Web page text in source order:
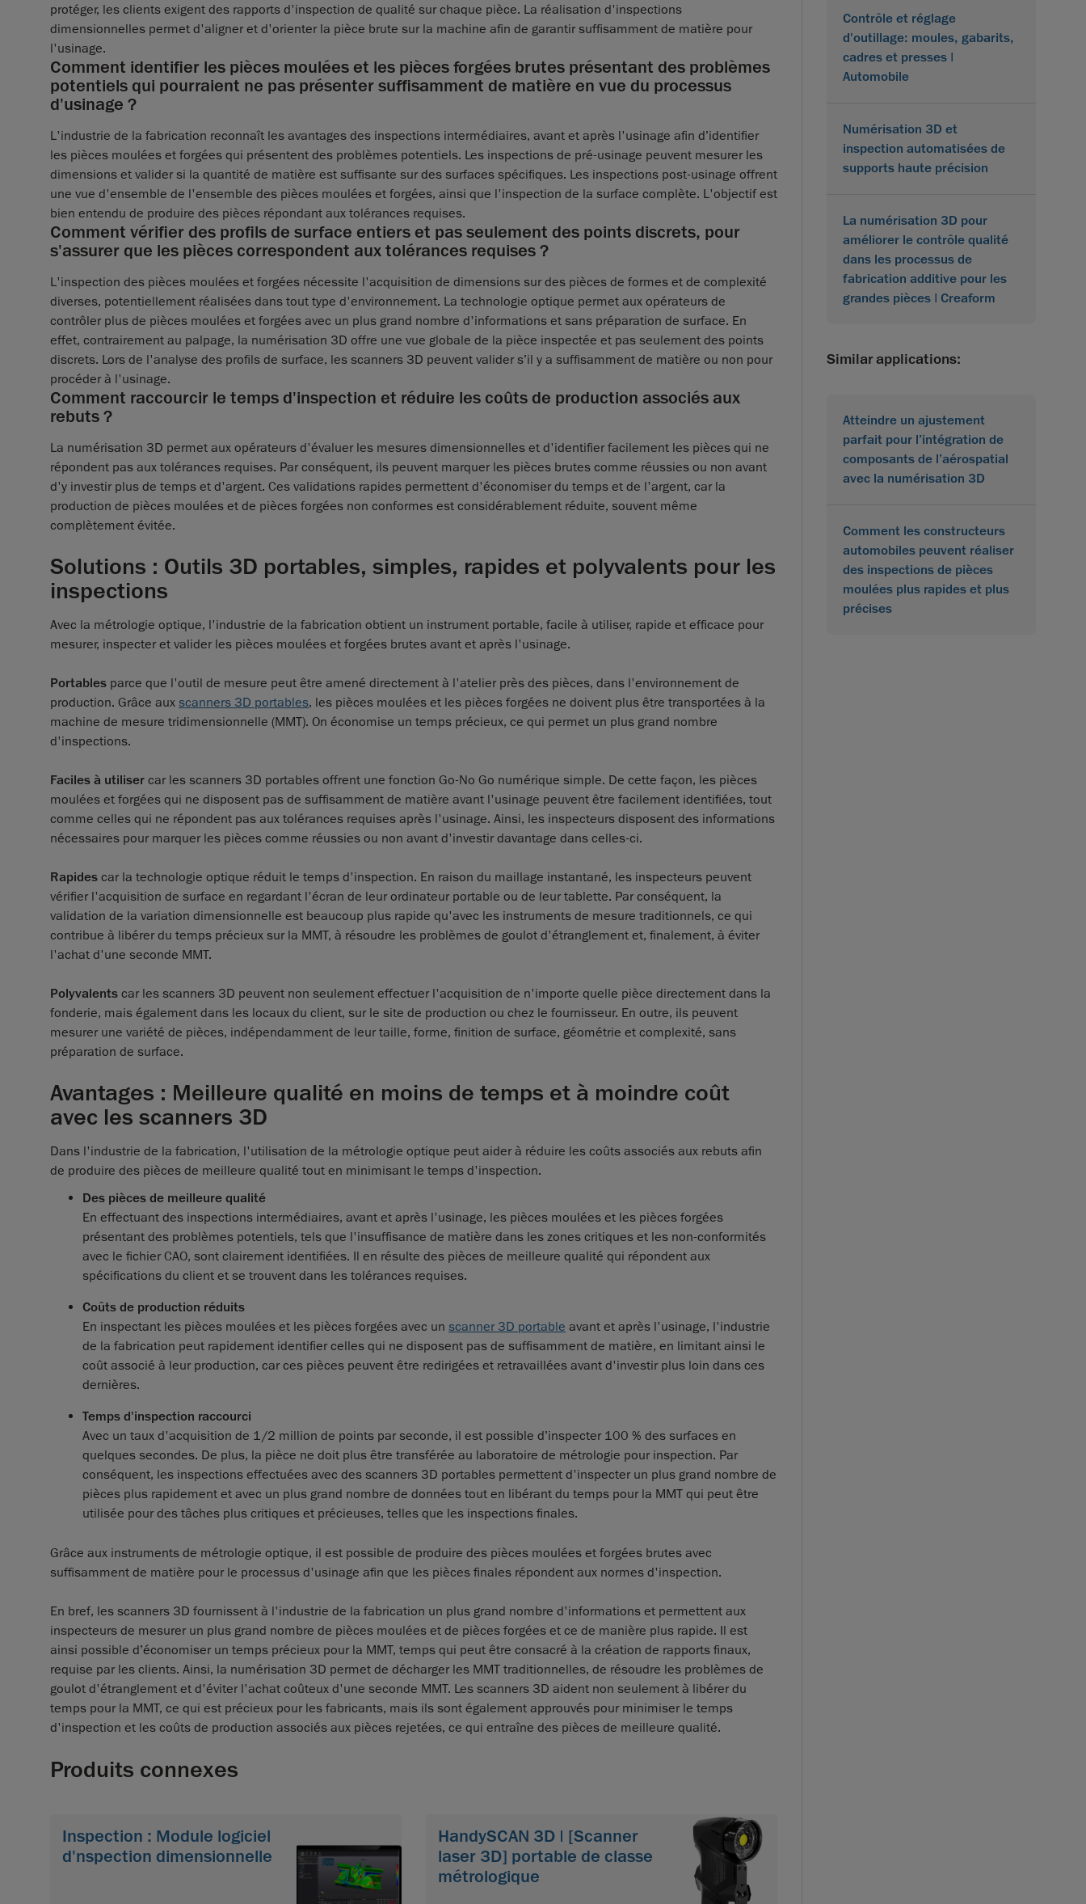
protéger, les clients exigent des rapports d'inspection de qualité sur chaque pièce. La réalisation d'inspections
dimensionnelles permet d'aligner et d'orienter la pièce brute sur la machine afin de garantir suffisamment de matière pour
l'usinage.
Comment identifier les pièces moulées et les pièces forgées brutes présentant des problèmes
potentiels qui pourraient ne pas présenter suffisamment de matière en vue du processus
d'usinage ?
L'industrie de la fabrication reconnaît les avantages des inspections intermédiaires, avant et après l'usinage afin d’identifier
les pièces moulées et forgées qui présentent des problèmes potentiels. Les inspections de pré-usinage peuvent mesurer les
dimensions et valider si la quantité de matière est suffisante sur des surfaces spécifiques. Les inspections post-usinage offrent
une vue d'ensemble de l'ensemble des pièces moulées et forgées, ainsi que l'inspection de la surface complète. L'objectif est
bien entendu de produire des pièces répondant aux tolérances requises.
Comment vérifier des profils de surface entiers et pas seulement des points discrets, pour
s'assurer que les pièces correspondent aux tolérances requises ?
L'inspection des pièces moulées et forgées nécessite l'acquisition de dimensions sur des pièces de formes et de complexité
diverses, potentiellement réalisées dans tout type d'environnement. La technologie optique permet aux opérateurs de
contrôler plus de pièces moulées et forgées avec un plus grand nombre d'informations et sans préparation de surface. En
effet, contrairement au palpage, la numérisation 3D offre une vue globale de la pièce inspectée et pas seulement des points
discrets. Lors de l'analyse des profils de surface, les scanners 3D peuvent valider s’il y a suffisamment de matière ou non pour
procéder à l'usinage.
Comment raccourcir le temps d'inspection et réduire les coûts de production associés aux
rebuts ?
La numérisation 3D permet aux opérateurs d'évaluer les mesures dimensionnelles et d'identifier facilement les pièces qui ne
répondent pas aux tolérances requises. Par conséquent, ils peuvent marquer les pièces brutes comme réussies ou non avant
d'y investir plus de temps et d'argent. Ces validations rapides permettent d'économiser du temps et de l'argent, car la
production de pièces moulées et de pièces forgées non conformes est considérablement réduite, souvent même
complètement évitée.
Solutions : Outils 3D portables, simples, rapides et polyvalents pour les
inspections
Avec la métrologie optique, l'industrie de la fabrication obtient un instrument portable, facile à utiliser, rapide et efficace pour
mesurer, inspecter et valider les pièces moulées et forgées brutes avant et après l'usinage.
Portables parce que l'outil de mesure peut être amené directement à l'atelier près des pièces, dans l'environnement de
production. Grâce aux scanners 3D portables, les pièces moulées et les pièces forgées ne doivent plus être transportées à la
machine de mesure tridimensionnelle (MMT). On économise un temps précieux, ce qui permet un plus grand nombre
d'inspections.
Faciles à utiliser car les scanners 3D portables offrent une fonction Go-No Go numérique simple. De cette façon, les pièces
moulées et forgées qui ne disposent pas de suffisamment de matière avant l'usinage peuvent être facilement identifiées, tout
comme celles qui ne répondent pas aux tolérances requises après l'usinage. Ainsi, les inspecteurs disposent des informations
nécessaires pour marquer les pièces comme réussies ou non avant d'investir davantage dans celles-ci.
Rapides car la technologie optique réduit le temps d'inspection. En raison du maillage instantané, les inspecteurs peuvent
vérifier l'acquisition de surface en regardant l'écran de leur ordinateur portable ou de leur tablette. Par conséquent, la
validation de la variation dimensionnelle est beaucoup plus rapide qu'avec les instruments de mesure traditionnels, ce qui
contribue à libérer du temps précieux sur la MMT, à résoudre les problèmes de goulot d'étranglement et, finalement, à éviter
l'achat d'une seconde MMT.
Polyvalents car les scanners 3D peuvent non seulement effectuer l'acquisition de n'importe quelle pièce directement dans la
fonderie, mais également dans les locaux du client, sur le site de production ou chez le fournisseur. En outre, ils peuvent
mesurer une variété de pièces, indépendamment de leur taille, forme, finition de surface, géométrie et complexité, sans
préparation de surface.
Avantages : Meilleure qualité en moins de temps et à moindre coût
avec les scanners 3D
Dans l'industrie de la fabrication, l'utilisation de la métrologie optique peut aider à réduire les coûts associés aux rebuts afin
de produire des pièces de meilleure qualité tout en minimisant le temps d'inspection.
Des pièces de meilleure qualité
En effectuant des inspections intermédiaires, avant et après l'usinage, les pièces moulées et les pièces forgées
présentant des problèmes potentiels, tels que l'insuffisance de matière dans les zones critiques et les non-conformités
avec le fichier CAO, sont clairement identifiées. Il en résulte des pièces de meilleure qualité qui répondent aux
spécifications du client et se trouvent dans les tolérances requises.
Coûts de production réduits
En inspectant les pièces moulées et les pièces forgées avec un scanner 3D portable avant et après l'usinage, l'industrie
de la fabrication peut rapidement identifier celles qui ne disposent pas de suffisamment de matière, en limitant ainsi le
coût associé à leur production, car ces pièces peuvent être redirigées et retravaillées avant d'investir plus loin dans ces
dernières.
Temps d'inspection raccourci
Avec un taux d'acquisition de 1/2 million de points par seconde, il est possible d’inspecter 100 % des surfaces en
quelques secondes. De plus, la pièce ne doit plus être transférée au laboratoire de métrologie pour inspection. Par
conséquent, les inspections effectuées avec des scanners 3D portables permettent d'inspecter un plus grand nombre de
pièces plus rapidement et avec un plus grand nombre de données tout en libérant du temps pour la MMT qui peut être
utilisée pour des tâches plus critiques et précieuses, telles que les inspections finales.
Grâce aux instruments de métrologie optique, il est possible de produire des pièces moulées et forgées brutes avec
suffisamment de matière pour le processus d'usinage afin que les pièces finales répondent aux normes d'inspection.
En bref, les scanners 3D fournissent à l'industrie de la fabrication un plus grand nombre d'informations et permettent aux
inspecteurs de mesurer un plus grand nombre de pièces moulées et de pièces forgées et ce de manière plus rapide. Il est
ainsi possible d’économiser un temps précieux pour la MMT, temps qui peut être consacré à la création de rapports finaux,
requise par les clients. Ainsi, la numérisation 3D permet de décharger les MMT traditionnelles, de résoudre les problèmes de
goulot d'étranglement et d'éviter l'achat coûteux d'une seconde MMT. Les scanners 3D aident non seulement à libérer du
temps pour la MMT, ce qui est précieux pour les fabricants, mais ils sont également approuvés pour minimiser le temps
d'inspection et les coûts de production associés aux pièces rejetées, ce qui entraîne des pièces de meilleure qualité.
Produits connexes
Inspection : Module logiciel
d'nspection dimensionnelle
HandySCAN 3D | [Scanner
laser 3D] portable de classe
métrologique
Contrôle et réglage
d'outillage: moules, gabarits,
cadres et presses |
Automobile
Numérisation 3D et
inspection automatisées de
supports haute précision
La numérisation 3D pour
améliorer le contrôle qualité
dans les processus de
fabrication additive pour les
grandes pièces | Creaform
Similar applications:
Atteindre un ajustement
parfait pour l’intégration de
composants de l’aérospatial
avec la numérisation 3D
Comment les constructeurs
automobiles peuvent réaliser
des inspections de pièces
moulées plus rapides et plus
précises